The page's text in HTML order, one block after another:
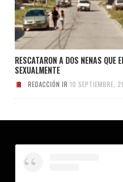
RESCATARON A DOS NENAS QUE
SEXUALMENTE
REDACCIÓN IR 10 SEPTIEMBRE,